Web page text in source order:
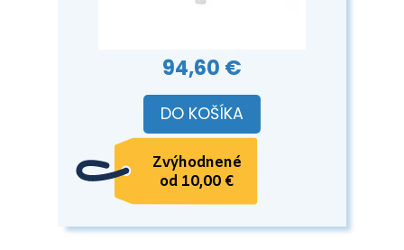
94,60 €
DO KOŠÍKA
Zvýhodnené
od 10,00 €